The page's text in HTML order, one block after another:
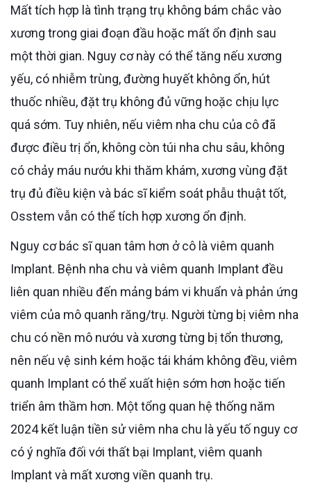
Mất tích hợp là tình trạng trụ không bám chắc vào
xương trong giai đoạn đầu hoặc mất ổn định sau
một thời gian. Nguy cơ này có thể tăng nếu xương
yếu, có nhiễm trùng, đường huyết không ổn, hút
thuốc nhiều, đặt trụ không đủ vững hoặc chịu lực
quá sớm. Tuy nhiên, nếu viêm nha chu của cô đã
được điều trị ổn, không còn túi nha chu sâu, không
có chảy máu nướu khi thăm khám, xương vùng đặt
trụ đủ điều kiện và bác sĩ kiểm soát phẫu thuật tốt,
Osstem vẫn có thể tích hợp xương ổn định.
Nguy cơ bác sĩ quan tâm hơn ở cô là viêm quanh
Implant. Bệnh nha chu và viêm quanh Implant đều
liên quan nhiều đến mảng bám vi khuẩn và phản ứng
viêm của mô quanh răng/trụ. Người từng bị viêm nha
chu có nền mô nướu và xương từng bị tổn thương,
nên nếu vệ sinh kém hoặc tái khám không đều, viêm
quanh Implant có thể xuất hiện sớm hơn hoặc tiến
triển âm thầm hơn. Một tổng quan hệ thống năm
2024 kết luận tiền sử viêm nha chu là yếu tố nguy cơ
có ý nghĩa đối với thất bại Implant, viêm quanh
Implant và mất xương viền quanh trụ.